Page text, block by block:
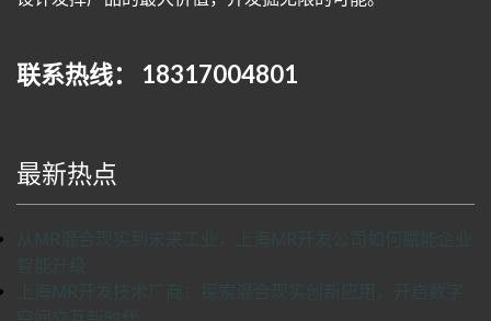
联系热线： 18317004801
最新热点